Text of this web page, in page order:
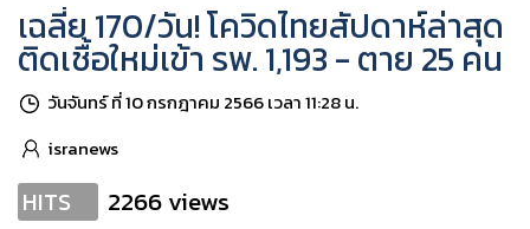
เฉลี่ย 170/วัน! โควิดไทยสัปดาห์ล่าสุด
ติดเชื้อใหม่เข้า รพ. 1,193 - ตาย 25 คน
วันจันทร์ ที่ 10 กรกฎาคม 2566 เวลา 11:28 น.
isranews
HITS 2266 views